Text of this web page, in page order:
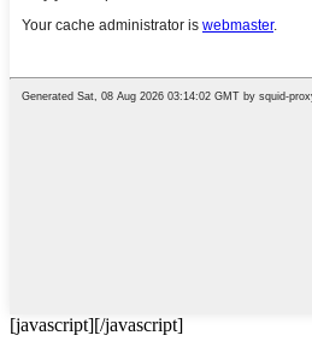
[javascript][/javascript]